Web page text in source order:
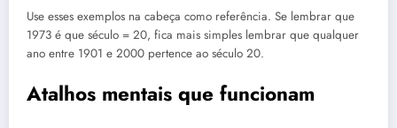
Use esses exemplos na cabeça como referência. Se lembrar que
1973 é que século = 20, fica mais simples lembrar que qualquer
ano entre 1901 e 2000 pertence ao século 20.
Atalhos mentais que funcionam